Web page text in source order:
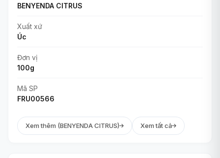
BENYENDA CITRUS
Xuất xứ
Úc
Đơn vị
100g
Mã SP
FRU00566
Xem thêm (BENYENDA CITRUS) Xem tất cả